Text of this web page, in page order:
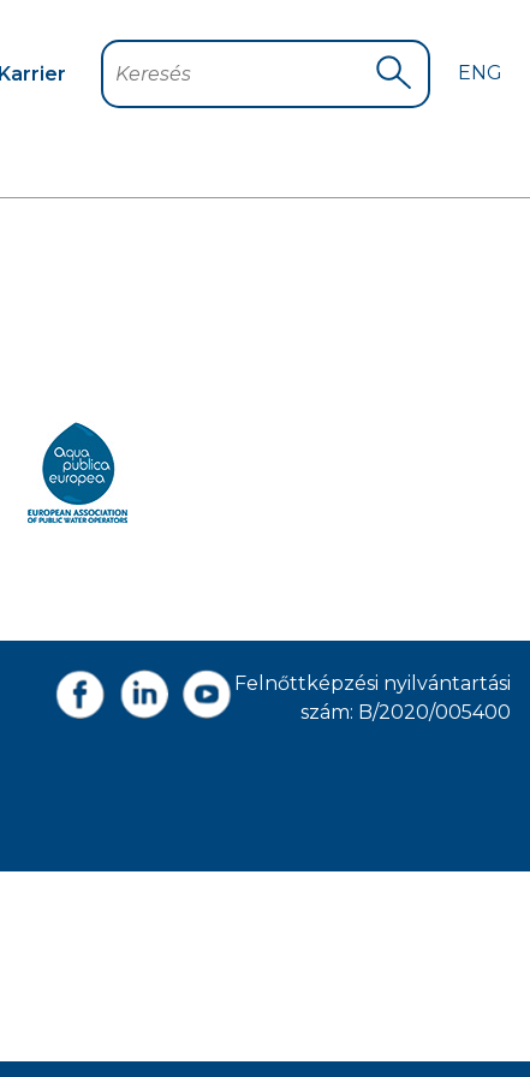
Karrier Keresés Keresés
ENG
Felnőttképzési nyilvántartási
szám: B/2020/005400